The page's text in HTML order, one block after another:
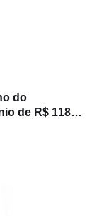
do
de R$ 118